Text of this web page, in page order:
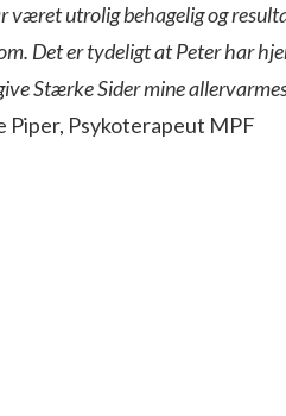
været utrolig behagelig og
Det er tydeligt at Peter har
Stærke Sider mine
Piper, Psykoterapeut MPF